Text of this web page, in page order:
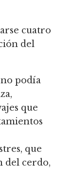
cuatro
del
podía
que
que
del cerdo,